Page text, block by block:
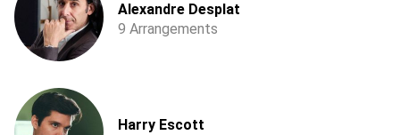
Alexandre Desplat
9 Arrangements
Harry Escott